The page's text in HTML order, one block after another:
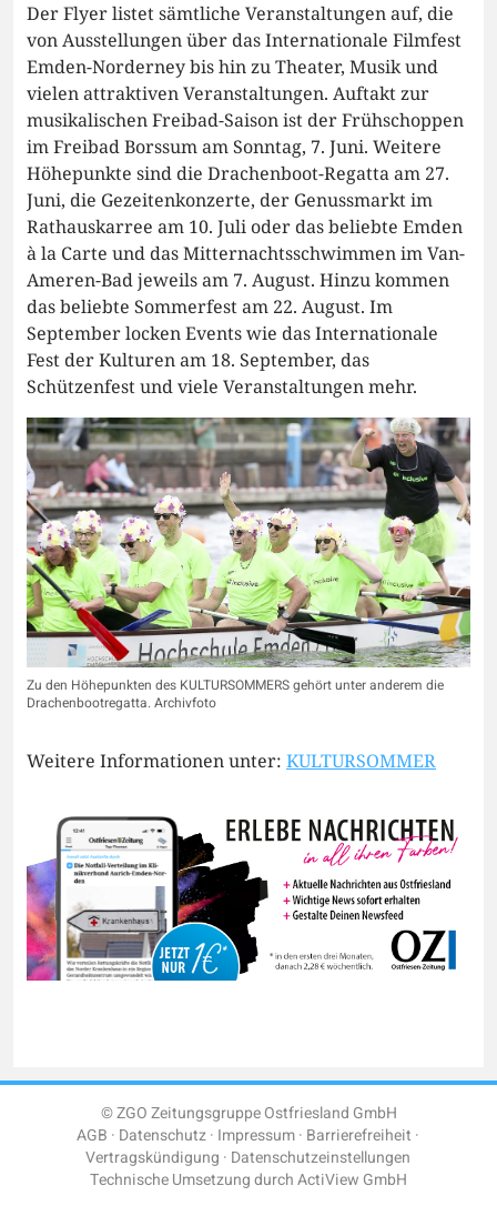
Der Flyer listet sämtliche Veranstaltungen auf, die
von Ausstellungen über das Internationale Filmfest
Emden-Norderney bis hin zu Theater, Musik und
vielen attraktiven Veranstaltungen. Auftakt zur
musikalischen Freibad-Saison ist der Frühschoppen
im Freibad Borssum am Sonntag, 7. Juni. Weitere
Höhepunkte sind die Drachenboot-Regatta am 27.
Juni, die Gezeitenkonzerte, der Genussmarkt im
Rathauskarree am 10. Juli oder das beliebte Emden
à la Carte und das Mitternachtsschwimmen im Van-
Ameren-Bad jeweils am 7. August. Hinzu kommen
das beliebte Sommerfest am 22. August. Im
September locken Events wie das Internationale
Fest der Kulturen am 18. September, das
Schützenfest und viele Veranstaltungen mehr.
Zu den Höhepunkten des KULTURSOMMERS gehört unter anderem die
Drachenbootregatta. Archivfoto
Weitere Informationen unter: KULTURSOMMER
© ZGO Zeitungsgruppe Ostfriesland GmbH
AGB Datenschutz Impressum Barrierefreiheit
Vertragskündigung Datenschutzeinstellungen
Technische Umsetzung durchActiView GmbH